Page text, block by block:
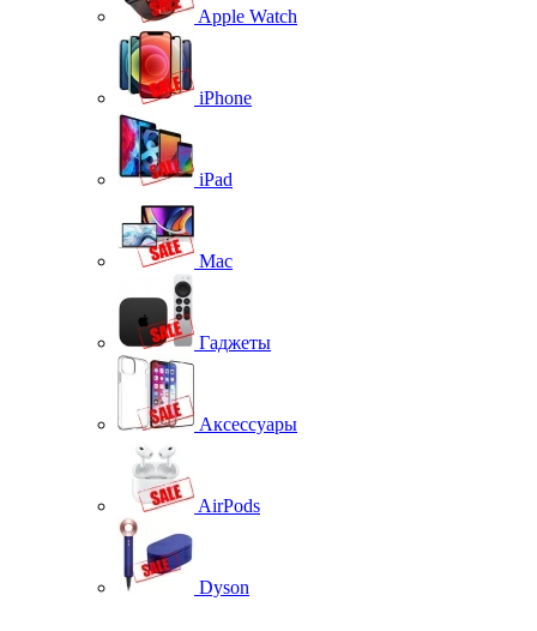
Apple Watch
iPhone
iPad
Mac
Гаджеты
Аксессуары
AirPods
Dyson